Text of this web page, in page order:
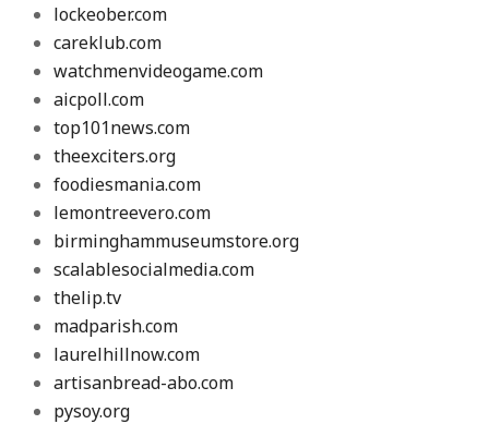
lockeober.com
careklub.com
watchmenvideogame.com
aicpoll.com
top101news.com
theexciters.org
foodiesmania.com
lemontreevero.com
birminghammuseumstore.org
scalablesocialmedia.com
thelip.tv
madparish.com
laurelhillnow.com
artisanbread-abo.com
pysoy.org